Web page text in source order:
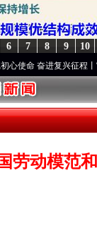
10
9
8
7
6
复兴征程丨“转折之城”
劳动模范